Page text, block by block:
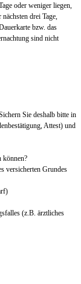
oder weniger liegen,
drei Tage,
bzw. das
sind nicht
Sie deshalb bitte in
Attest) und
können?
versicherten Grundes
(z.B. ärztliches